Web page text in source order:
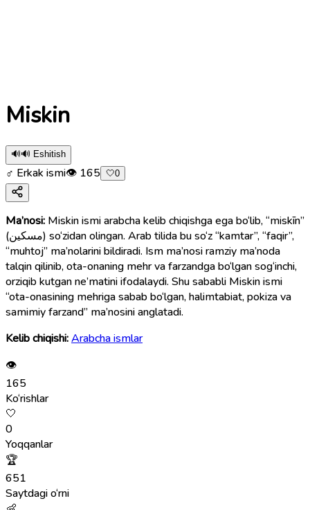
Miskin
🔊🔊 Eshitish
♂ Erkak ismi👁 165 🤍0
Ma’nosi: Miskin ismi arabcha kelib chiqishga ega bo‘lib, “miskīn”
(مسكين) so‘zidan olingan. Arab tilida bu so‘z “kamtar”, “faqir”,
“muhtoj” ma’nolarini bildiradi. Ism ma’nosi ramziy ma’noda
talqin qilinib, ota-onaning mehr va farzandga bo‘lgan sog‘inchi,
orziqib kutgan ne’matini ifodalaydi. Shu sababli Miskin ismi
“ota-onasining mehriga sabab bo‘lgan, halimtabiat, pokiza va
samimiy farzand” ma’nosini anglatadi.
Kelib chiqishi:Arabcha ismlar
👁
165
Ko‘rishlar
🤍
0
Yoqqanlar
🏆
651
Saytdagi o‘rni